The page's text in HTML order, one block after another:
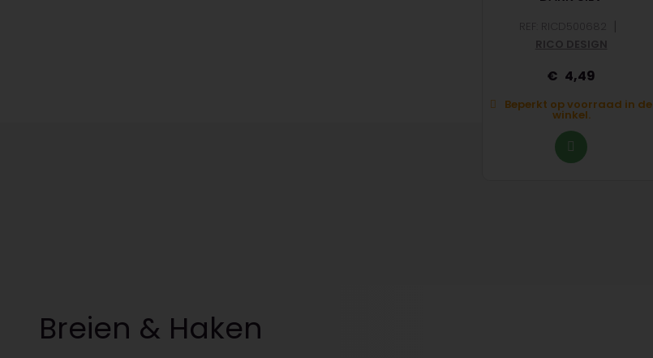
|
RICO DESIGN
4,49
Beperkt op voorraad in de
winkel.
Breien & Haken